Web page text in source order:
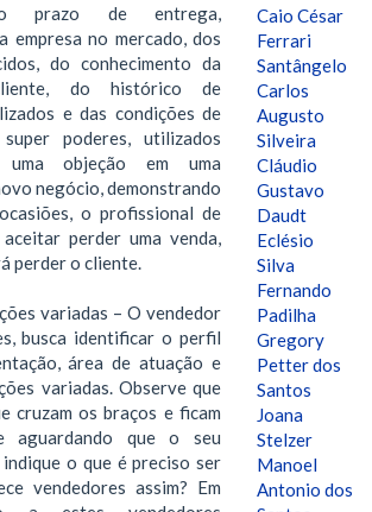
prazo de entrega,
empresa no mercado, dos
do conhecimento da
do histórico de
e das condições de
poderes, utilizados
objeção em uma
negócio, demonstrando
o profissional de
perder uma venda,
perder o cliente.
variadas – O vendedor
busca identificar o perfil
área de atuação e
variadas. Observe que
cruzam os braços e ficam
aguardando que o seu
o que é preciso ser
vendedores assim? Em
Caio César
Ferrari
Santângelo
Carlos
Augusto
Silveira
Cláudio
Gustavo
Daudt
Eclésio
Silva
Fernando
Padilha
Gregory
Petter dos
Santos
Joana
Stelzer
Manoel
Antonio dos